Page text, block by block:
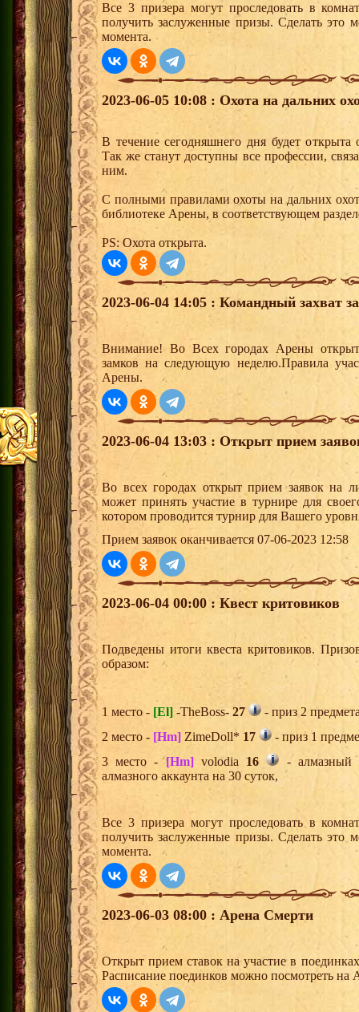
Все 3 призера могут проследовать в
получить заслуженные призы. Сделать это
момента.
2023-06-05 10:08 : Охота на дальних
В течение сегодняшнего дня будет открыта
Так же станут доступны все профессии,
ним.
С полными правилами охоты на дальних
библиотеке Арены, в соответствующем
PS: Охота открыта.
2023-06-04 14:05 : Командный захват
Внимание! Во Всех городах Арены
замков на следующую неделю.Правила
Арены.
2023-06-04 13:03 : Открыт прием
Во всех городах открыт прием заявок на
может принять участие в турнире для
котором проводится турнир для Вашего
Прием заявок оканчивается 07-06-2023 12:58
2023-06-04 00:00 : Квест критовиков
Подведены итоги квеста критовиков.
образом:
1 место - [El] -TheBoss- 27
- приз 2
2 место - [Hm] ZimeDoll* 17
- приз 1
3 место -[Hm]volodia 16
- алмазный
алмазного аккаунта на 30 суток,
Все 3 призера могут проследовать в
получить заслуженные призы. Сделать это
момента.
2023-06-03 08:00 : Арена Смерти
Открыт прием ставок на участие в
Расписание поединков можно посмотреть на